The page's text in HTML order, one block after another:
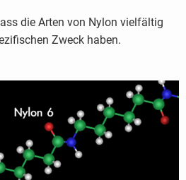
die Arten von Nylon vielfältig
Zweck haben.